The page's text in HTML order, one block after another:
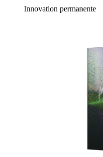
Innovation permanente